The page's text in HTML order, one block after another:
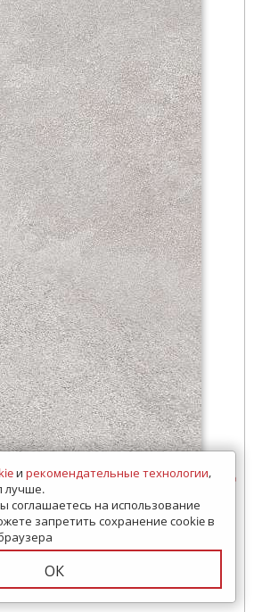
Kerama Marazzi Про
обрезной 60x119.5
и рекомендательные технологии,
лучше.
соглашаетесь на использование
запретить сохранение cookie в
ОК